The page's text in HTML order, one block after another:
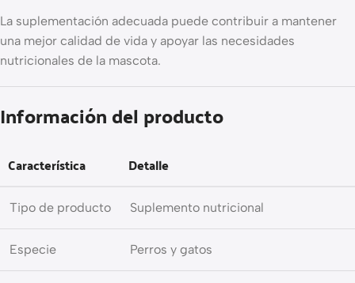
La suplementación adecuada puede contribuir a mantener
una mejor calidad de vida y apoyar las necesidades
nutricionales de la mascota.
Información del producto
Característica Detalle
Tipo de producto Suplemento nutricional
Especie Perros y gatos